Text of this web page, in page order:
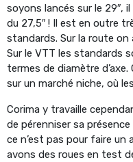
soyons lancés sur le 29″,
du 27,5″ ! Il est en outre
standards. Sur la route on
Sur le VTT les standards
termes de diamètre d’axe.
sur un marché niche, où
Corima y travaille
de pérenniser sa
ce n’est pas pour faire un
avons des roues en test